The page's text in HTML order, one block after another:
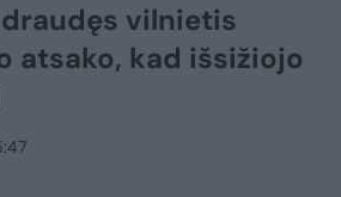
vilnietis
atsako, kad išsižiojo